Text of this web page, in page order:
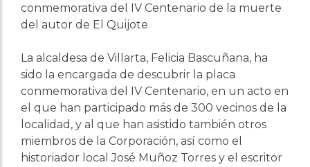
conmemorativa del IV Centenario de la muerte
del autor de El Quijote
La alcaldesa de Villarta, Felicia Bascuñana, ha
sido la encargada de descubrir la placa
conmemorativa del IV Centenario, en un acto en
el que han participado más de 300 vecinos de la
localidad, y al que han asistido también otros
miembros de la Corporación, así como el
historiador local José Muñoz Torres y el escritor